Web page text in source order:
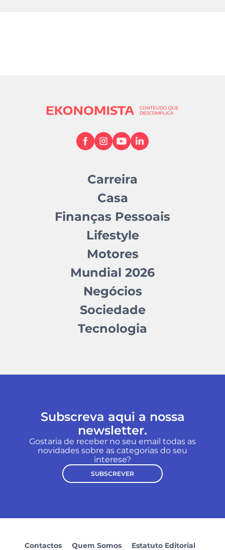
Carreira
Casa
Finanças Pessoais
Lifestyle
Motores
Mundial 2026
Negócios
Sociedade
Tecnologia
Subscreva aqui a nossa
newsletter.
Gostaria de receber no seu email todas as
novidades sobre as categorias do seu
interese?
SUBSCREVER
Contactos Quem Somos Estatuto Editorial